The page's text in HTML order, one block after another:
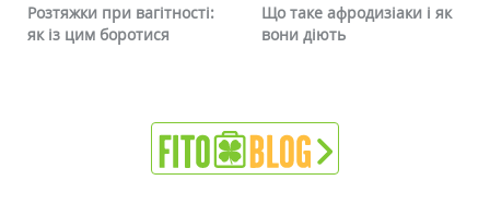
Розтяжки при вагітності:
як із цим боротися
Що таке афродизіаки і як
вони діють